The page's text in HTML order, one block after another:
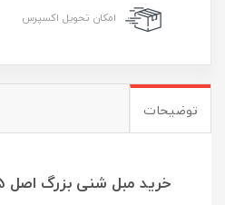
امکان تحویل اکسپرس
توضیحات
خرید مبل شنی بزرگ اصل mbl-3075